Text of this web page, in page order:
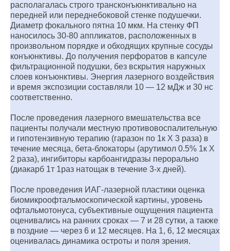
располагалась строго трансконъюнктивально на
передней или переднебоковой стенке подушечки.
Диаметр фокального пятна 10 мкм. На стенку ФП
наносилось 30-80 аппликатов, расположенных в
произвольном порядке и обходящих крупные сосуды
конъюнктивы. До получения перфоратов в капсуле
фильтрационной подушки, без вскрытия наружных
слоев конъюнктивы. Энергия лазерного воздействия
и время экспозиции составляли 10 — 12 мДж и 30 нс
соответственно.
После проведения лазерного вмешательства все
пациенты получали местную противовоспалительную
и гипотензивную терапию (гаразон по 1к Х 3 раза) в
течение месяца, бета-блокаторы (арутимол 0.5% 1к Х
2 раза), ингибиторы карбоангидразы перорально
(диакарб 1т 1раз натощак в течение 3-х дней).
После проведения ИАГ-лазерной пластики оценка
биомикроофтальмоскопической картины, уровень
офтальмотонуса, субъективные ощущения пациента
оценивались на ранних сроках — 7 и 28 сутки, а также
в поздние — через 6 и 12 месяцев. На 1, 6, 12 месяцах
оценивалась динамика остроты и поля зрения.